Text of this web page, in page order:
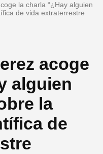
la charla “¿Hay alguien
de vida extraterrestre
acoge
alguien
la
de